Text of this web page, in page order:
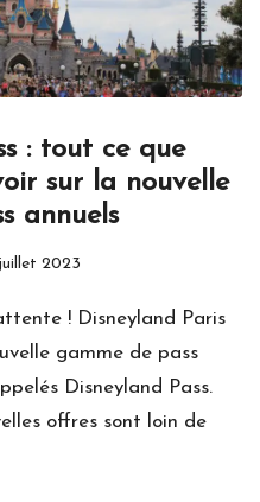
: tout ce que
sur la nouvelle
annuels
2023
! Disneyland Paris
gamme de pass
Disneyland Pass.
offres sont loin de